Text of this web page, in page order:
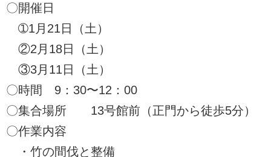
〇開催日
➀1月21日（土）
②2月18日（土）
③3月11日（土）
〇時間 9：30〜12：00
〇集合場所 13号館前（正門から徒歩5分）
〇作業内容
・竹の間伐と整備